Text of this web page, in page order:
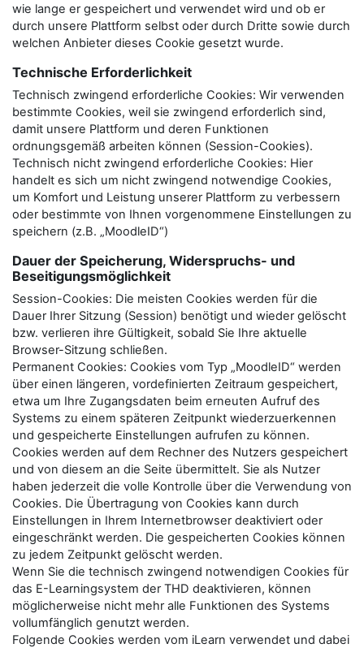
wie lange er gespeichert und verwendet wird und ob er
durch unsere Plattform selbst oder durch Dritte sowie durch
welchen Anbieter dieses Cookie gesetzt wurde.
Technische Erforderlichkeit
Technisch zwingend erforderliche Cookies: Wir verwenden
bestimmte Cookies, weil sie zwingend erforderlich sind,
damit unsere Plattform und deren Funktionen
ordnungsgemäß arbeiten können (Session-Cookies).
Technisch nicht zwingend erforderliche Cookies: Hier
handelt es sich um nicht zwingend notwendige Cookies,
um Komfort und Leistung unserer Plattform zu verbessern
oder bestimmte von Ihnen vorgenommene Einstellungen zu
speichern (z.B. „MoodleID“)
Dauer der Speicherung, Widerspruchs- und
Beseitigungsmöglichkeit
Session-Cookies: Die meisten Cookies werden für die
Dauer Ihrer Sitzung (Session) benötigt und wieder gelöscht
bzw. verlieren ihre Gültigkeit, sobald Sie Ihre aktuelle
Browser-Sitzung schließen.
Permanent Cookies: Cookies vom Typ „MoodleID“ werden
über einen längeren, vordefinierten Zeitraum gespeichert,
etwa um Ihre Zugangsdaten beim erneuten Aufruf des
Systems zu einem späteren Zeitpunkt wiederzuerkennen
und gespeicherte Einstellungen aufrufen zu können.
Cookies werden auf dem Rechner des Nutzers gespeichert
und von diesem an die Seite übermittelt. Sie als Nutzer
haben jederzeit die volle Kontrolle über die Verwendung von
Cookies. Die Übertragung von Cookies kann durch
Einstellungen in Ihrem Internetbrowser deaktiviert oder
eingeschränkt werden. Die gespeicherten Cookies können
zu jedem Zeitpunkt gelöscht werden.
Wenn Sie die technisch zwingend notwendigen Cookies für
das E-Learningsystem der THD deaktivieren, können
möglicherweise nicht mehr alle Funktionen des Systems
vollumfänglich genutzt werden.
Folgende Cookies werden vom iLearn verwendet und dabei